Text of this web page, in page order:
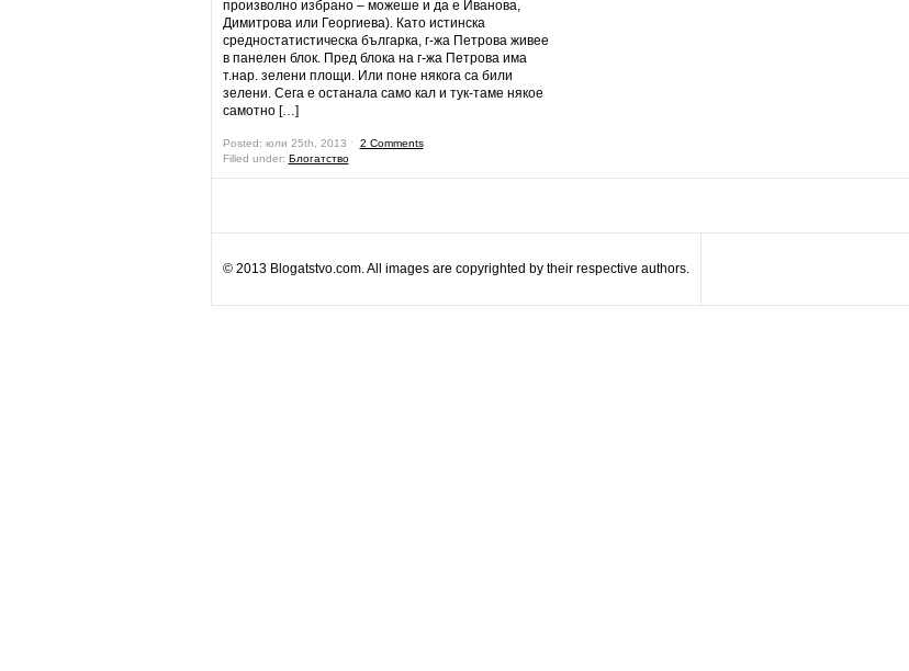
произволно избрано – можеше и да е Иванова,
Димитрова или Георгиева). Като истинска
средностатистическа българка, г-жа Петрова живее
в панелен блок. Пред блока на г-жа Петрова има
т.нар. зелени площи. Или поне някога са били
зелени. Сега е останала само кал и тук-таме някое
самотно […]
Posted: юли 25th, 2013 ˑ 2 Comments
Filled under: Блогатство
© 2013 Blogatstvo.com. All images are copyrighted by their respective authors.